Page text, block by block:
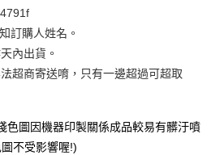
品之後才付款」的支付方式。 讓您購物簡單
認證，即可結帳。
程】
含以上)免運費
訂購人姓名。
內出貨。
超商寄送唷，只有一邊超過可超取
色圖因機器印製關係成品較易有髒汙噴
不受影響喔!)